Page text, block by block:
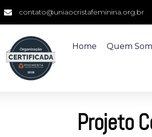
contato@uniaocristafeminina.org.br
Home Quem
Projeto